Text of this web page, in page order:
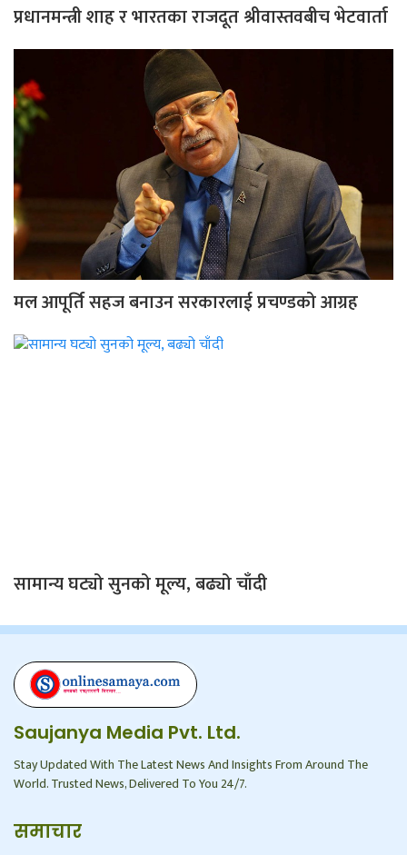
प्रधानमन्त्री शाह र भारतका राजदूत श्रीवास्तवबीच भेटवार्ता
मल आपूर्ति सहज बनाउन सरकारलाई प्रचण्डको आग्रह
सामान्य घट्यो सुनको मूल्य, बढ्यो चाँदी
Saujanya Media Pvt. Ltd.
Stay Updated With The Latest News And Insights From Around The
World. Trusted News, Delivered To You 24/7.
समाचार